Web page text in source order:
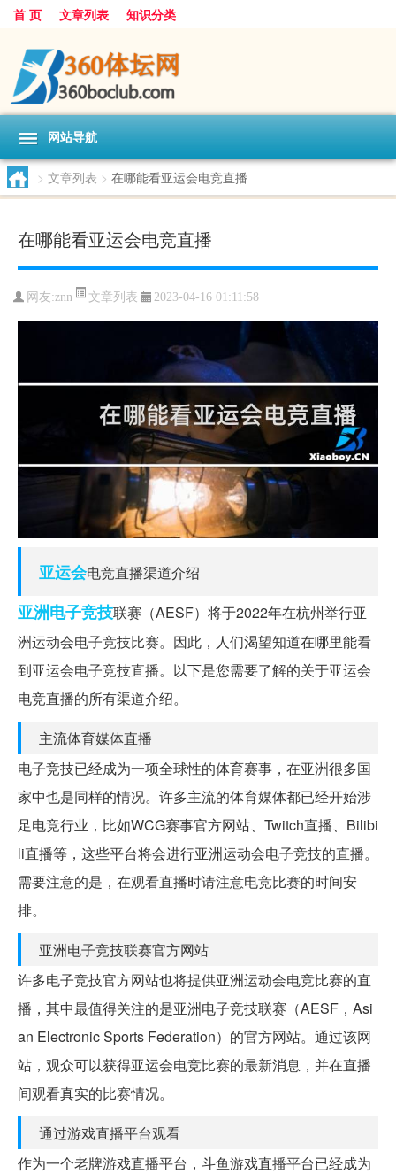
首 页 文章列表 知识分类
网站导航
> 文章列表 > 在哪能看亚运会电竞直播
在哪能看亚运会电竞直播
网友:znn 文章列表 2023-04-16 01:11:58
亚运会电竞直播渠道介绍
亚洲电子竞技联赛（AESF）将于2022年在杭州举行亚
洲运动会电子竞技比赛。因此，人们渴望知道在哪里能看
到亚运会电子竞技直播。以下是您需要了解的关于亚运会
电竞直播的所有渠道介绍。
主流体育媒体直播
电子竞技已经成为一项全球性的体育赛事，在亚洲很多国
家中也是同样的情况。许多主流的体育媒体都已经开始涉
足电竞行业，比如WCG赛事官方网站、Twitch直播、Bilibi
li直播等，这些平台将会进行亚洲运动会电子竞技的直播。
需要注意的是，在观看直播时请注意电竞比赛的时间安
排。
亚洲电子竞技联赛官方网站
许多电子竞技官方网站也将提供亚洲运动会电竞比赛的直
播，其中最值得关注的是亚洲电子竞技联赛（AESF，Asi
an Electronic Sports Federation）的官方网站。通过该网
站，观众可以获得亚运会电竞比赛的最新消息，并在直播
间观看真实的比赛情况。
通过游戏直播平台观看
作为一个老牌游戏直播平台，斗鱼游戏直播平台已经成为